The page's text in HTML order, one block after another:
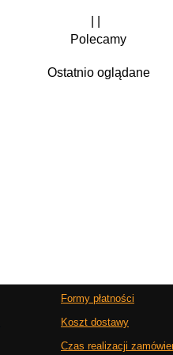
Polecamy
Ostatnio oglądane
Formy płatności
Koszt dostawy
Czas realizacji